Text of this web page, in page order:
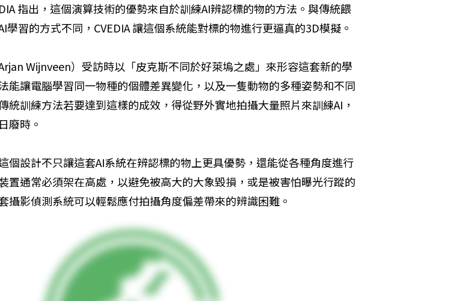
指出，這個演算技術的優勢來自於訓練AI辨認標的物的方法。與傳統餵
學習的方式不同，CVEDIA 讓這個系統能對標的物進行更逼真的3D模擬。
Wijnveen）受訪時以「皮克斯不同於好萊塢之處」來形容這套新的學
能讓電腦學習同一物種的個體差異變化，以及一隻動物的多種姿勢和不同
訓練方法若要達到這樣的成效，得從野外實地拍攝大量照片來訓練AI，
廢時。
個設計不只讓這套AI系統在辨認標的物上更具優勢，還能從各種角度進行
置通常必須架在高處，以避免被高大的大象毀損，或是被害怕曝光行蹤的
攝影偵測系統可以輕鬆應付拍攝角度偏差帶來的辨識困難。